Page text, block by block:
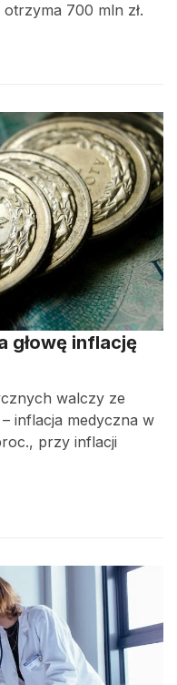
700 mln zł.
głowę inflację
walczy ze
inflacja medyczna w
przy inflacji